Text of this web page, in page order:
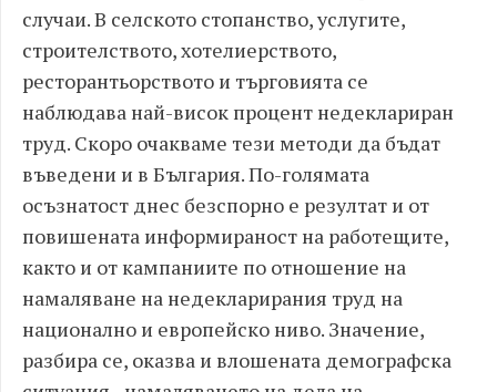
случаи. В селското стопанство, услугите,
строителството, хотелиерството,
ресторантьорството и търговията се
наблюдава най-висок процент недеклариран
труд. Скоро очакваме тези методи да бъдат
въведени и в България. По-голямата
осъзнатост днес безспорно е резултат и от
повишената информираност на работещите,
както и от кампаниите по отношение на
намаляване на недекларирания труд на
национално и европейско ниво. Значение,
разбира се, оказва и влошената демографска